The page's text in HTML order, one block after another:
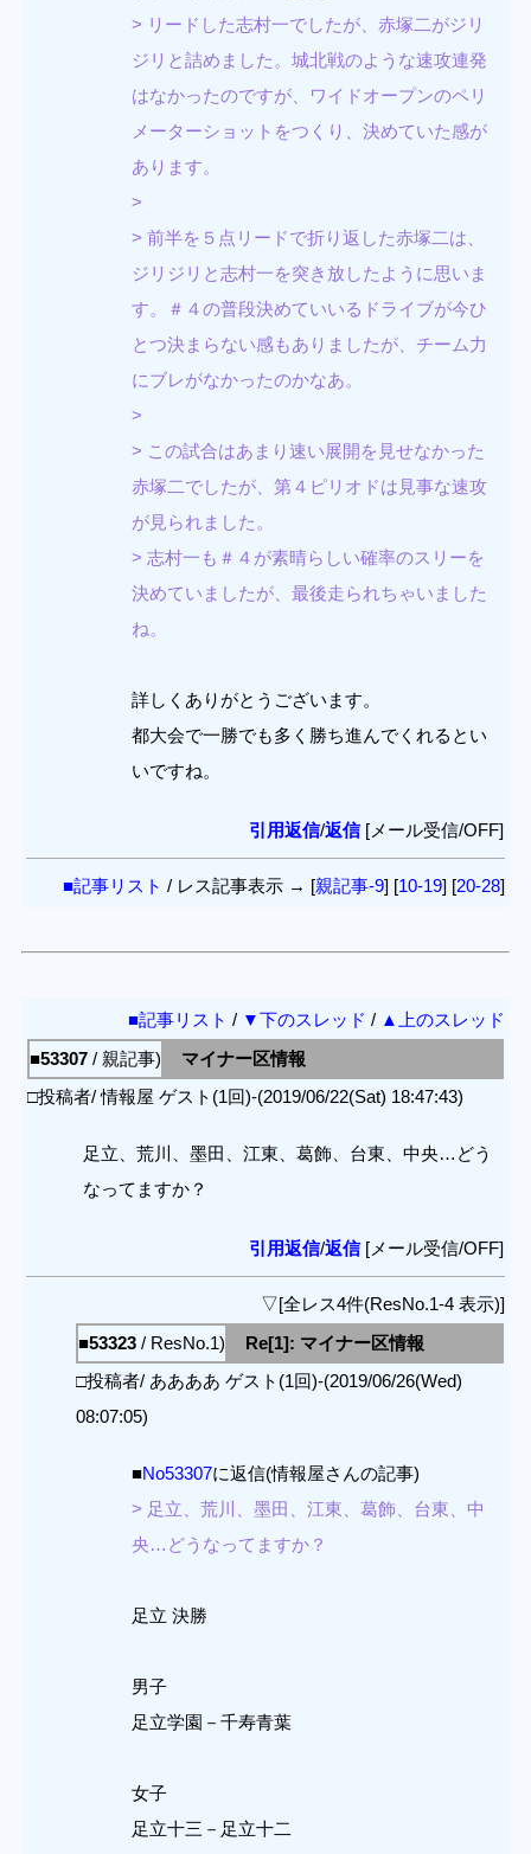
> リードした志村一でしたが、赤塚二がジリ
ジリと詰めました。城北戦のような速攻連発
はなかったのですが、ワイドオープンのペリ
メーターショットをつくり、決めていた感が
あります。
>
> 前半を５点リードで折り返した赤塚二は、
ジリジリと志村一を突き放したように思いま
す。＃４の普段決めていいるドライブが今ひ
とつ決まらない感もありましたが、チーム力
にブレがなかったのかなあ。
>
> この試合はあまり速い展開を見せなかった
赤塚二でしたが、第４ピリオドは見事な速攻
が見られました。
> 志村一も＃４が素晴らしい確率のスリーを
決めていましたが、最後走られちゃいました
ね。
詳しくありがとうございます。
都大会で一勝でも多く勝ち進んでくれるとい
いですね。
引用返信/返信[メール受信/OFF]
■記事リスト / レス記事表示 → [親記事-9] [10-19] [20-28]
■記事リスト / ▼下のスレッド / ▲上のスレッド
■53307 / 親記事)
マイナー区情報
□投稿者/ 情報屋 ゲスト(1回)-(2019/06/22(Sat) 18:47:43)
足立、荒川、墨田、江東、葛飾、台東、中央…どう
なってますか？
引用返信/返信[メール受信/OFF]
▽[全レス4件(ResNo.1-4 表示)]
■53323 / ResNo.1)
Re[1]: マイナー区情報
□投稿者/ ああああ ゲスト(1回)-(2019/06/26(Wed)
08:07:05)
■No53307に返信(情報屋さんの記事)
> 足立、荒川、墨田、江東、葛飾、台東、中
央…どうなってますか？
足立 決勝
男子
足立学園－千寿青葉
女子
足立十三－足立十二